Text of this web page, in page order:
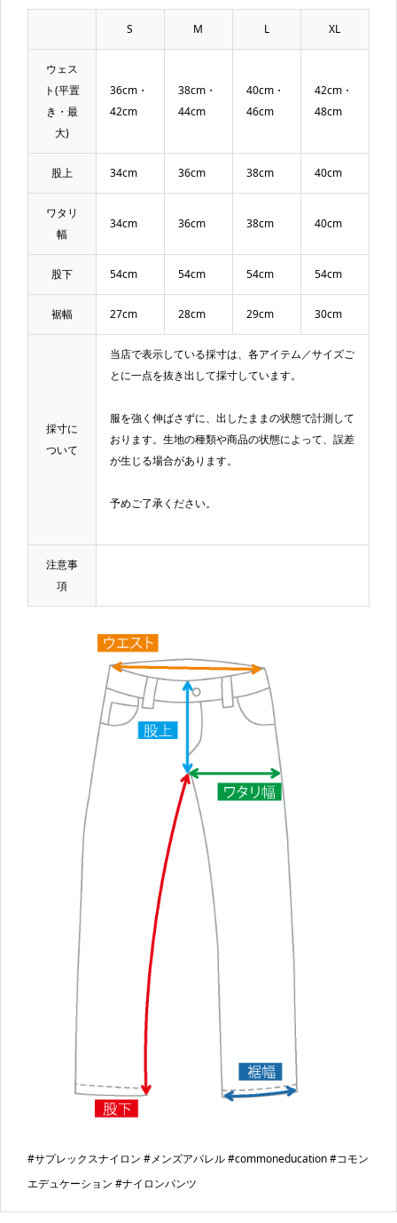
S M L XL
ウェス
ト(平置
き・最
大)
36cm・
42cm
38cm・
44cm
40cm・
46cm
42cm・
48cm
股上 34cm 36cm 38cm 40cm
ワタリ
幅
34cm 36cm 38cm 40cm
股下 54cm 54cm 54cm 54cm
裾幅 27cm 28cm 29cm 30cm
採寸に
ついて
当店で表示している採寸は、各アイテム／サイズご
とに一点を抜き出して採寸しています。
服を強く伸ばさずに、出したままの状態で計測して
おります。生地の種類や商品の状態によって、誤差
が生じる場合があります。
予めご了承ください。
注意事
項
#サプレックスナイロン #メンズアパレル #commoneducation #コモン
エデュケーション #ナイロンパンツ